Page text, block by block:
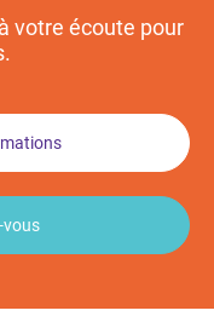
votre écoute pour
vous